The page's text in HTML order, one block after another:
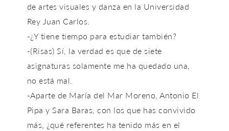
de artes visuales y danza en la Universidad
Rey Juan Carlos.
-¿Y tiene tiempo para estudiar también?
-(Risas) Sí, la verdad es que de siete
asignaturas solamente me ha quedado una,
no está mal.
-Aparte de María del Mar Moreno, Antonio El
Pipa y Sara Baras, con los que has convivido
más, ¿qué referentes ha tenido más en el